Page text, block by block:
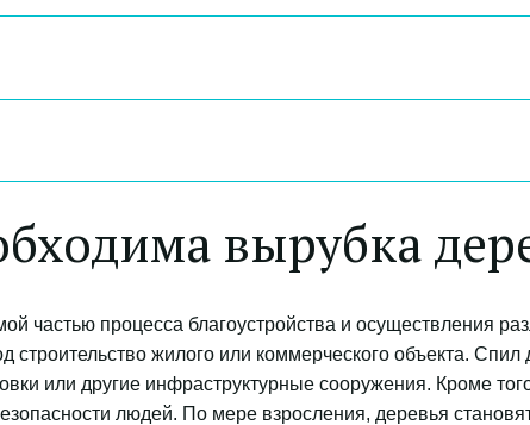
вырубка
частью процесса благоустройства и осуществления
строительство жилого или коммерческого объекта.
или другие инфраструктурные сооружения. Кроме
людей. По мере взросления, деревья